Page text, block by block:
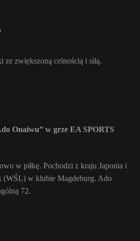
ze zwiększoną celnością i siłą.
Onaiwu” w grze EA SPORTS
w piłkę. Pochodzi z kraju Japonia i
(WŚL) w klubie Magdeburg. Ado
72.